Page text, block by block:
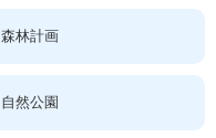
森林計画
自然公園